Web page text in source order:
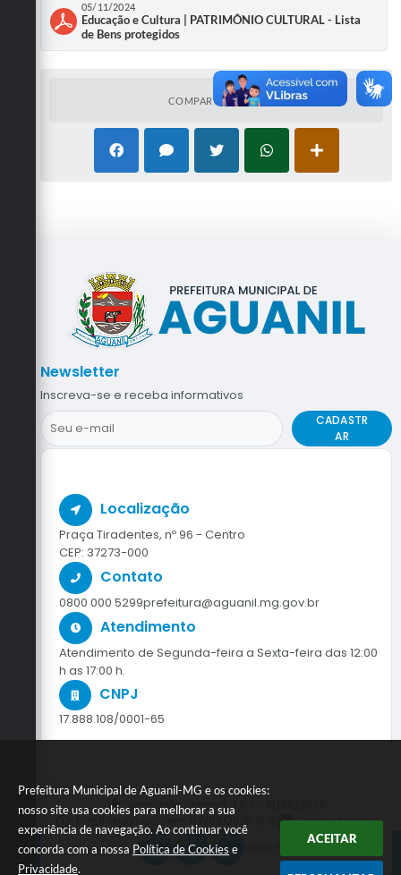
Prefeitura Municipal de Aguanil-MG e os cookies:
nosso site usa cookies para melhorar a sua
experiência de navegação. Ao continuar você
concorda com a nossa Política de Cookies e
Privacidade.
ACEITAR
05/11/2024
Educação e Cultura | PATRIMÔNIO CULTURAL - Lista
de Bens protegidos
COMPARTILHAR
Localização
Praça Tiradentes, nº 96 - Centro
CEP: 37273-000
Contato
0800 000 5299prefeitura@aguanil.mg.gov.br
Atendimento
Atendimento de Segunda-feira a Sexta-feira das 12:00
h as 17:00 h.
CNPJ
17.888.108/0001-65
Newsletter
Inscreva-se e receba informativos
CADASTR
AR
Versão do Sistema:
Portal atualizado em:
07/08/2026 10:42 Dados Abertos